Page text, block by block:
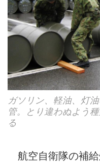
ガソリン、軽油、灯
管。とり違わぬよう
る
航空自衛隊の補給